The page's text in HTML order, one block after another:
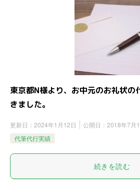
東京都N様より、お中元のお礼状の
きました。
更新日： 2024年1月12日 公開日： 2018年7月
代筆代行実績
続きを読む